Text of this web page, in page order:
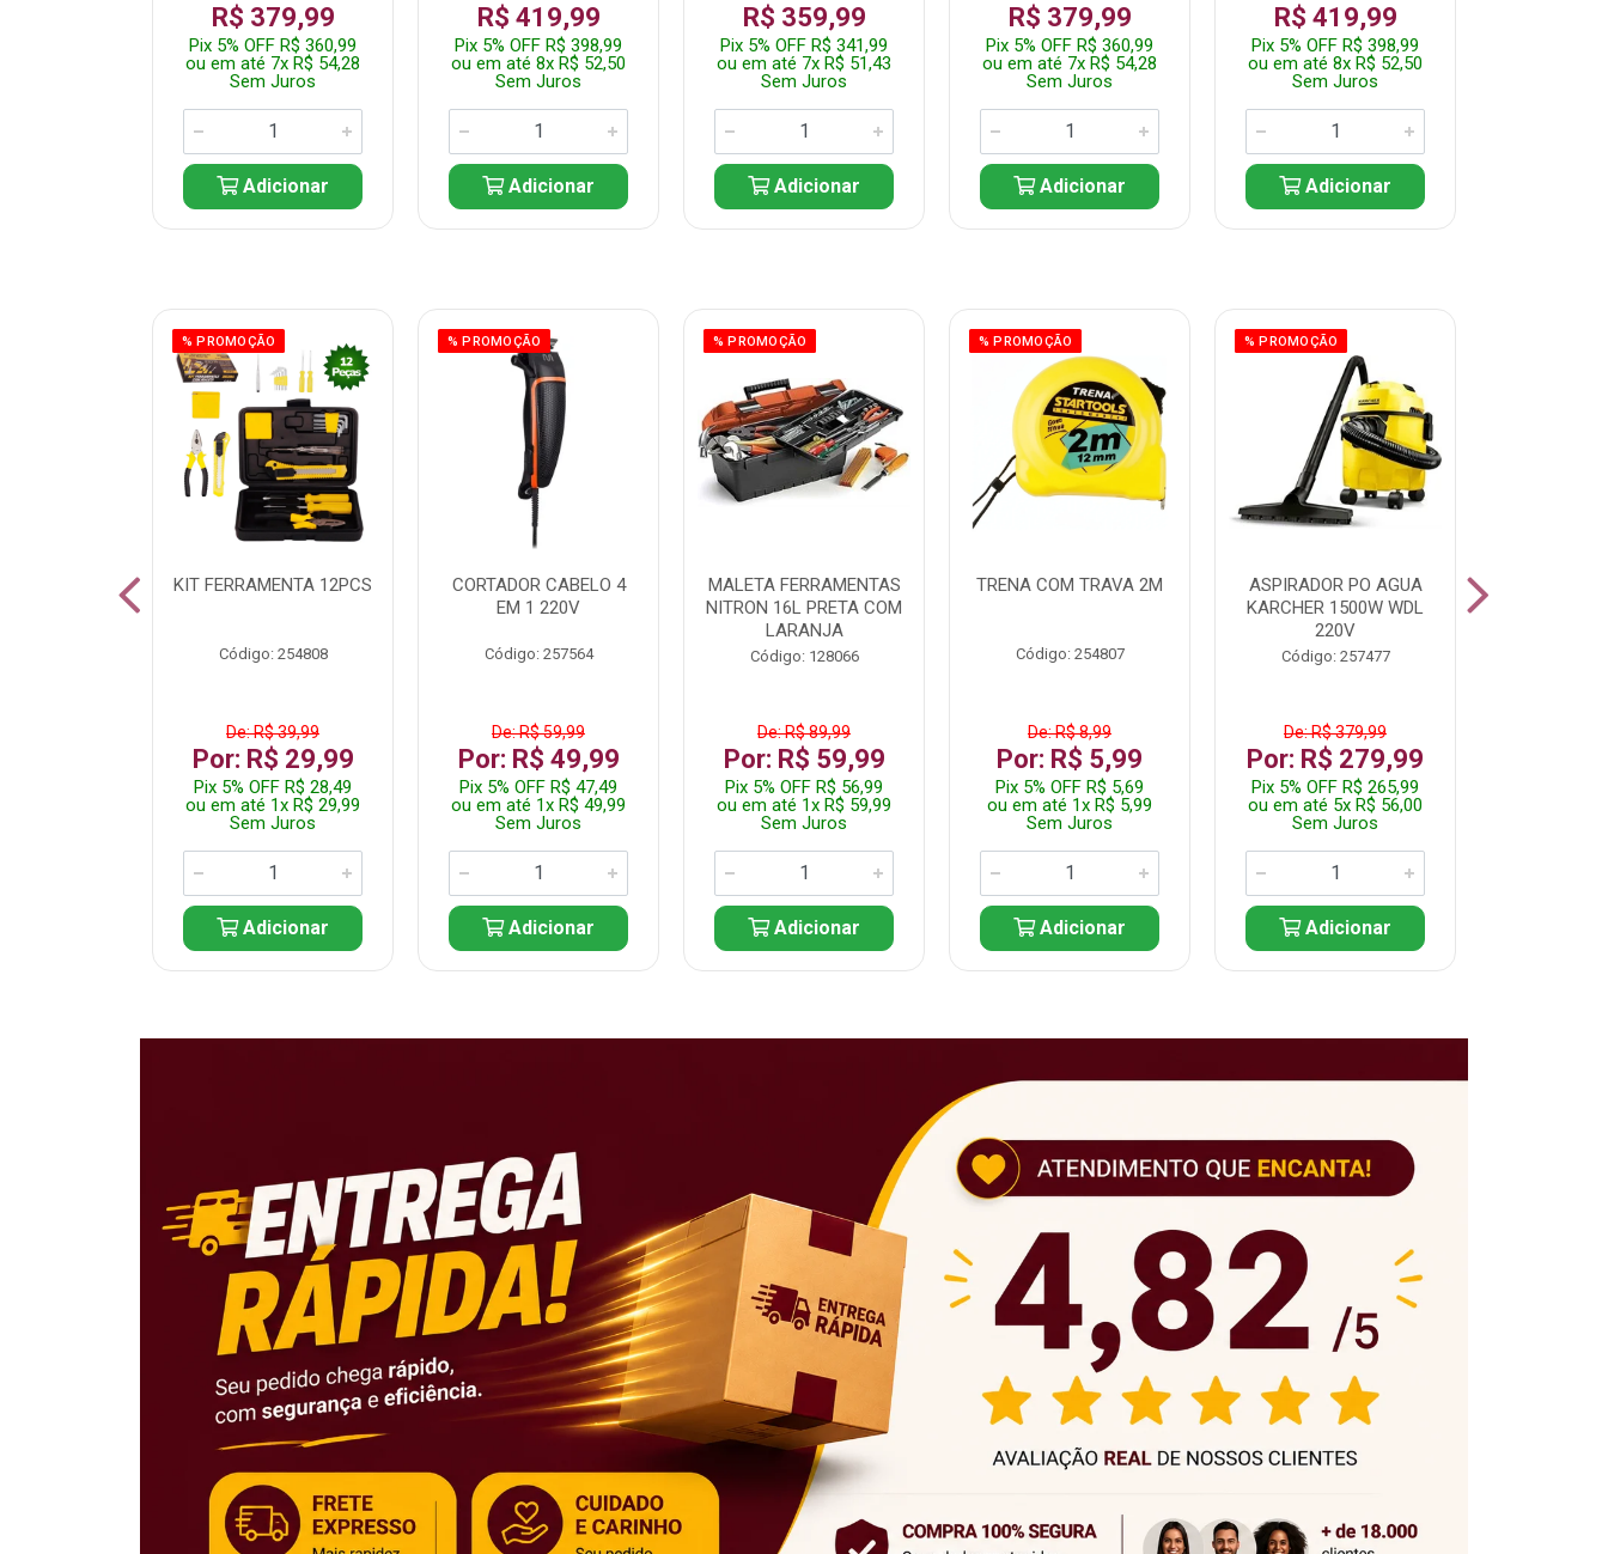
R$ 379,99
Pix 5% OFF R$ 360,99
ou em até 7x R$ 54,28
Sem Juros
Adicionar
R$ 419,99
Pix 5% OFF R$ 398,99
ou em até 8x R$ 52,50
Sem Juros
Adicionar
R$ 359,99
Pix 5% OFF R$ 341,99
ou em até 7x R$ 51,43
Sem Juros
Adicionar
R$ 379,99
Pix 5% OFF R$ 360,99
ou em até 7x R$ 54,28
Sem Juros
Adicionar
R$ 419,99
Pix 5% OFF R$ 398,99
ou em até 8x R$ 52,50
Sem Juros
Adicionar
% PROMOÇÃO
KIT FERRAMENTA 12PCS
Código: 254808
De: R$ 39,99
Por: R$ 29,99
Pix 5% OFF R$ 28,49
ou em até 1x R$ 29,99
Sem Juros
Adicionar
% PROMOÇÃO
CORTADOR CABELO 4
EM 1 220V
Código: 257564
De: R$ 59,99
Por: R$ 49,99
Pix 5% OFF R$ 47,49
ou em até 1x R$ 49,99
Sem Juros
Adicionar
% PROMOÇÃO
MALETA FERRAMENTAS
NITRON 16L PRETA COM
LARANJA
Código: 128066
De: R$ 89,99
Por: R$ 59,99
Pix 5% OFF R$ 56,99
ou em até 1x R$ 59,99
Sem Juros
Adicionar
% PROMOÇÃO
TRENA COM TRAVA 2M
Código: 254807
De: R$ 8,99
Por: R$ 5,99
Pix 5% OFF R$ 5,69
ou em até 1x R$ 5,99
Sem Juros
Adicionar
% PROMOÇÃO
ASPIRADOR PO AGUA
KARCHER 1500W WDL
220V
Código: 257477
De: R$ 379,99
Por: R$ 279,99
Pix 5% OFF R$ 265,99
ou em até 5x R$ 56,00
Sem Juros
Adicionar